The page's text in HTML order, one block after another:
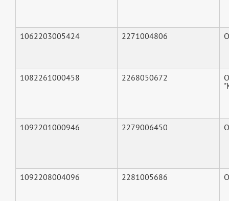
1062203005424 2271004806
1082261000458 2268050672
1092201000946 2279006450
1092208004096 2281005686